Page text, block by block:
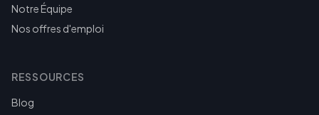
Notre Équipe
Nos offres d'emploi
RESSOURCES
Blog